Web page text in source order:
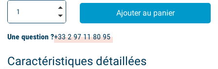
Ajouter au panier
Une question ?+33 2 97 11 80 95
Caractéristiques détaillées